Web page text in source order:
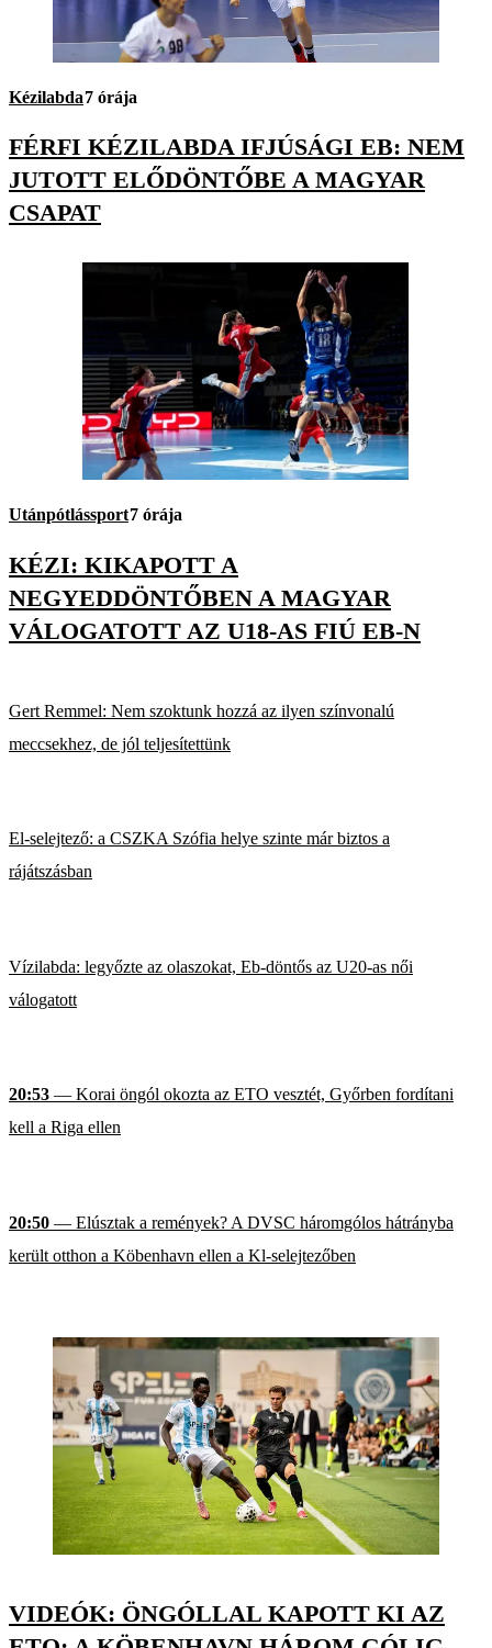
Kézilabda7 órája
FÉRFI KÉZILABDA IFJÚSÁGI EB: NEM
JUTOTT ELŐDÖNTŐBE A MAGYAR
CSAPAT
Utánpótlássport7 órája
KÉZI: KIKAPOTT A
NEGYEDDÖNTŐBEN A MAGYAR
VÁLOGATOTT AZ U18-AS FIÚ EB-N
Gert Remmel: Nem szoktunk hozzá az ilyen színvonalú
meccsekhez, de jól teljesítettünk
El-selejtező: a CSZKA Szófia helye szinte már biztos a
rájátszásban
Vízilabda: legyőzte az olaszokat, Eb-döntős az U20-as női
válogatott
20:53 — Korai öngól okozta az ETO vesztét, Győrben fordítani
kell a Riga ellen
20:50 — Elúsztak a remények? A DVSC háromgólos hátrányba
került otthon a Köbenhavn ellen a Kl-selejtezőben
VIDEÓK: ÖNGÓLLAL KAPOTT KI AZ